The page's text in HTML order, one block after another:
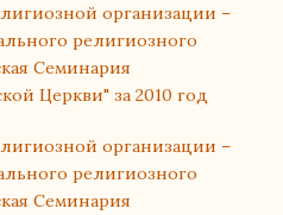
организации –
религиозного
Семинария
Церкви" за 2010 год
организации –
религиозного
Семинария